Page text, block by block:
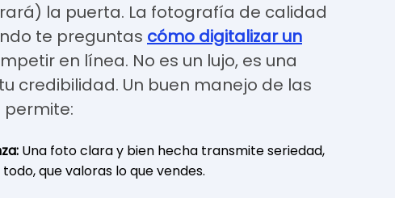
la puerta. La fotografía de calidad
te preguntas cómo digitalizar un
en línea. No es un lujo, es una
credibilidad. Un buen manejo de las
Una foto clara y bien hecha transmite seriedad,
que valoras lo que vendes.